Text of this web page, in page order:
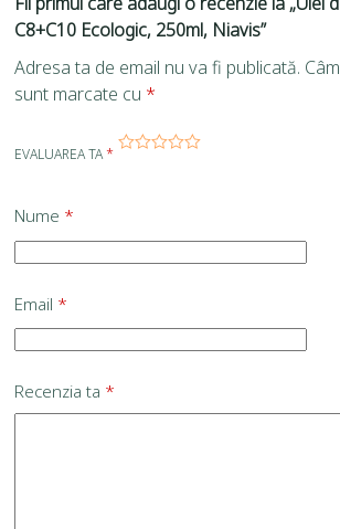
C8+C10 Ecologic, 250ml, Niavis”
Adresa ta de email nu va fi publicată.
sunt marcate cu *
EVALUAREA TA*
Nume *
Email *
Recenzia ta *